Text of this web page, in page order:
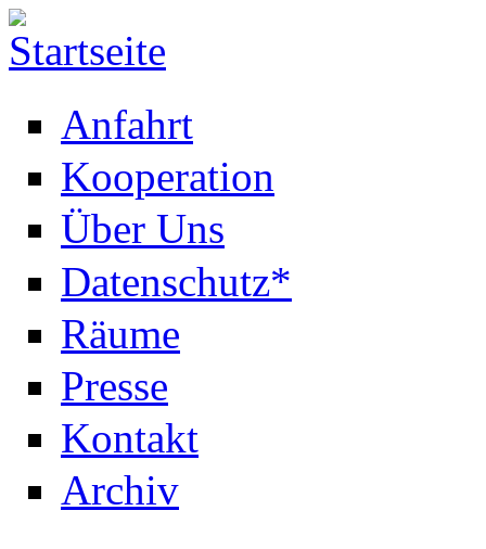
Anfahrt
Kooperation
Über Uns
Datenschutz*
Räume
Presse
Kontakt
Archiv